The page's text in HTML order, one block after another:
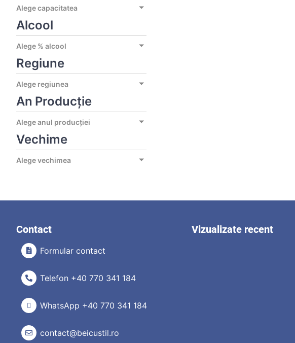
Alege capacitatea
Alcool
Alege % alcool
Regiune
Alege regiunea
An Producție
Alege anul producției
Vechime
Alege vechimea
Contact
Formular contact
Telefon +40 770 341 184
WhatsApp +40 770 341 184
contact@beicustil.ro
Vizualizate recent